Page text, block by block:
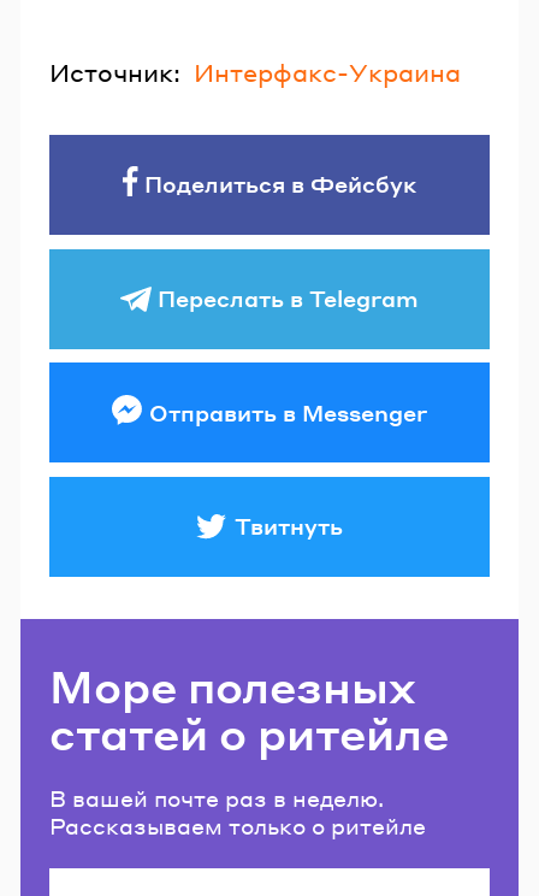
Источник: Интерфакс-Украина
Поделиться в Фейсбук
Переслать в Telegram
Отправить в Messenger
Твитнуть
Море полезных
статей о ритейле
В вашей почте раз в неделю.
Рассказываем только о ритейле